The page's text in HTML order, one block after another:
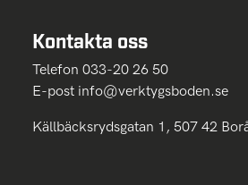
Kontakta oss
Telefon 033-20 26 50
E-post info@verktygsboden.se
Källbäcksrydsgatan 1, 507 42